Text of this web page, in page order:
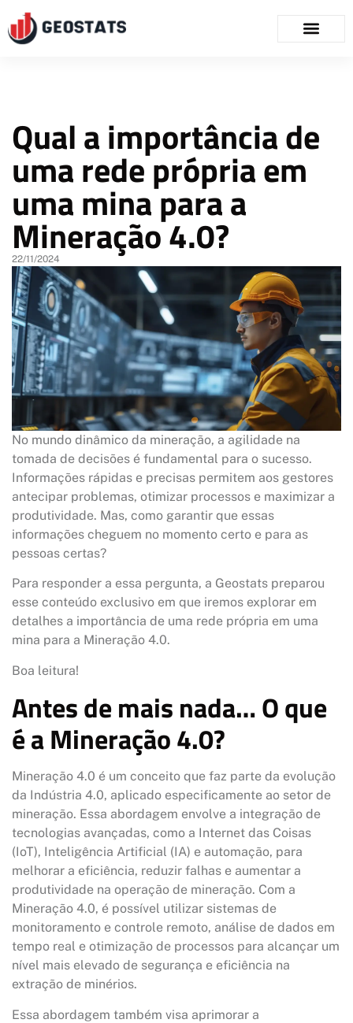
Qual a importância de
uma rede própria em
uma mina para a
Mineração 4.0?
22/11/2024
No mundo dinâmico da mineração, a agilidade na
tomada de decisões é fundamental para o sucesso.
Informações rápidas e precisas permitem aos gestores
antecipar problemas, otimizar processos e maximizar a
produtividade. Mas, como garantir que essas
informações cheguem no momento certo e para as
pessoas certas?
Para responder a essa pergunta, a Geostats preparou
esse conteúdo exclusivo em que iremos explorar em
detalhes a importância de uma rede própria em uma
mina para a Mineração 4.0.
Boa leitura!
Antes de mais nada… O que
é a Mineração 4.0?
Mineração 4.0 é um conceito que faz parte da evolução
da Indústria 4.0, aplicado especificamente ao setor de
mineração. Essa abordagem envolve a integração de
tecnologias avançadas, como a Internet das Coisas
(IoT), Inteligência Artificial (IA) e automação, para
melhorar a eficiência, reduzir falhas e aumentar a
produtividade na operação de mineração. Com a
Mineração 4.0, é possível utilizar sistemas de
monitoramento e controle remoto, análise de dados em
tempo real e otimização de processos para alcançar um
nível mais elevado de segurança e eficiência na
extração de minérios.
Essa abordagem também visa aprimorar a